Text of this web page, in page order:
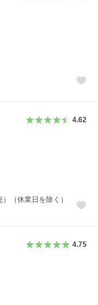
4.62
（休業日を除く）
4.75